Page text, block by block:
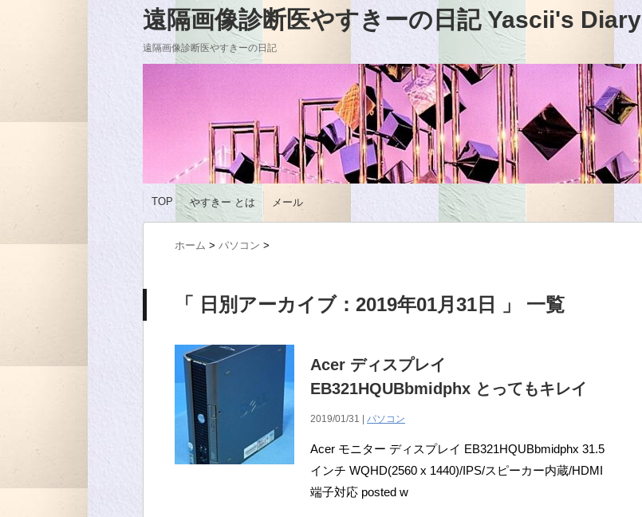
遠隔画像診断医やすきーの日記 Yascii's Diary
遠隔画像診断医やすきーの日記
TOP やすきー とは メール
ホーム > パソコン >
「 日別アーカイブ：2019年01月31日 」 一覧
Acer ディスプレイ
EB321HQUBbmidphx とってもキレイ
2019/01/31 | パソコン
Acer モニター ディスプレイ EB321HQUBbmidphx 31.5
インチ WQHD(2560 x 1440)/IPS/スピーカー内蔵/HDMI
端子対応 posted w